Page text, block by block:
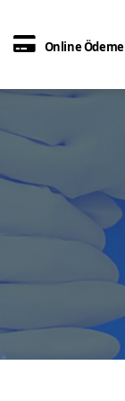
Online Ödeme